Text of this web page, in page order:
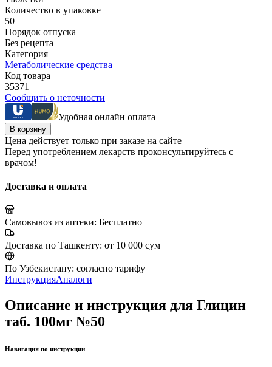
Количество в упаковке
50
Порядок отпуска
Без рецепта
Категория
Метаболические средства
Код товара
35371
Сообщить о неточности
Удобная онлайн оплата
В корзину
Цена действует только при заказе на сайте
Перед употреблением лекарств проконсультируйтесь с
врачом!
Доставка и оплата
Самовывоз из аптеки: Бесплатно
Доставка по Ташкенту: от 10 000 сум
По Узбекистану: согласно тарифу
ИнструкцияАналоги
Описание и инструкция для Глицин
таб. 100мг №50
Навигация по инструкции